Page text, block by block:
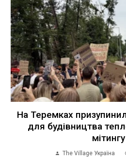
На Теремках
для будівництва
мітингу
The Village Україна